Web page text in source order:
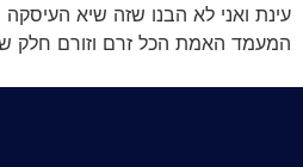
עינת ואני לא הבנו שזה שיא
המעמד האמת הכל זרם וזורם חלק